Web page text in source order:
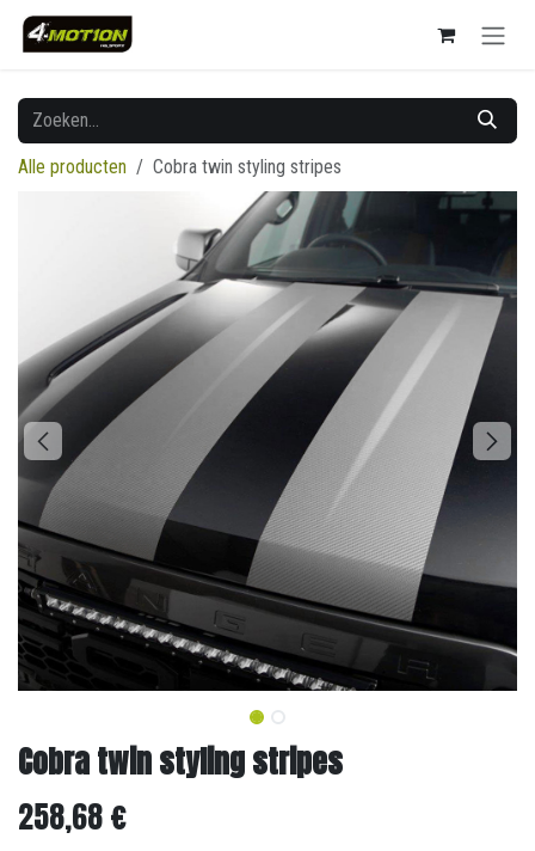
Overslaan naar inhoud
Alle producten Cobra twin styling stripes
Cobra twin styling stripes
258,68€